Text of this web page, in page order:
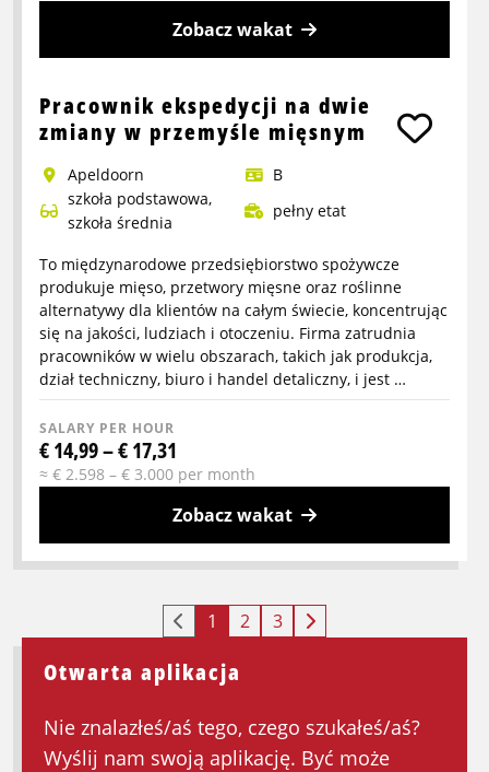
Zobacz wakat
info
about
Kierowca
wozka
widlowego
typu
heftruck/reachtruck
Pracownik ekspedycji na dwie
zmiany w przemyśle mięsnym
Apeldoorn
B
szkoła podstawowa,
szkoła średnia
pełny etat
To międzynarodowe przedsiębiorstwo spożywcze
produkuje mięso, przetwory mięsne oraz roślinne
alternatywy dla klientów na całym świecie, koncentrując
się na jakości, ludziach i otoczeniu. Firma zatrudnia
pracowników w wielu obszarach, takich jak produkcja,
dział techniczny, biuro i handel detaliczny, i jest …
SALARY PER HOUR
€ 14,99 – € 17,31
≈ € 2.598 – € 3.000 per month
Zobacz wakat
More
Pracownik
ekspedycji
dwie
zmiany
1 2 3
Otwarta aplikacja
Nie znalazłeś/aś tego, czego szukałeś/aś?
Wyślij nam swoją aplikację. Być może